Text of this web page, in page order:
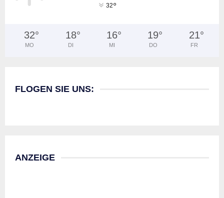
32°
32°
MO
18°
DI
16°
MI
19°
DO
21°
FR
FLOGEN SIE UNS:
ANZEIGE